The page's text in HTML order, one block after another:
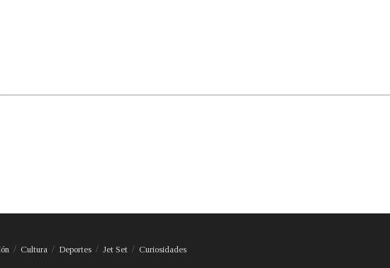
Cultura Deportes Jet Set Curiosidades